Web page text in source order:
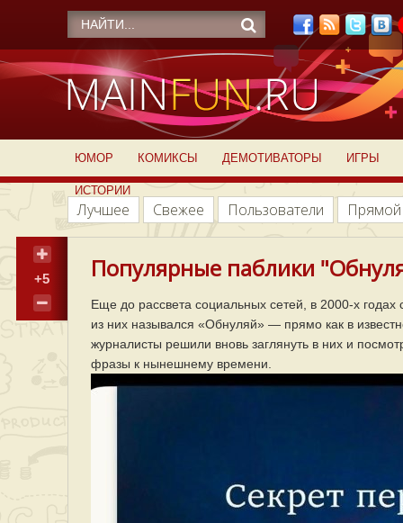
ЮМОР КОМИКСЫ ДЕМОТИВАТОРЫ ИГРЫ
ИСТОРИИ
Лучшее Свежее Пользователи
+5 Популярные паблики
Еще до рассвета социальных сетей, в 2000-х
из них назывался «Обнуляй» — прямо как в
журналисты решили вновь заглянуть в них и
фразы к нынешнему времени.